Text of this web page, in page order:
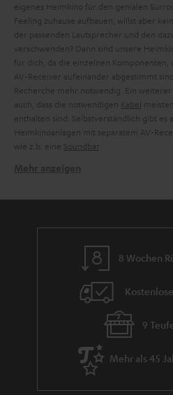
eigenes Heimkino für den genialen
Feeling zuhause aufbauen, willst aber
der passenden Lautsprecher und den
verschwenden? Dann sind unsere
für dich, da die einzelnen Komponenten,
AV-Receiver aufeinander abgestimmt
Recherche mehr notwendig. Ein
auch, dass die notwendigen
Kabel
enthalten sind. Selbstverständlich gibt es
Heimkinoanlagen mit separatem AV-
wie z.b. eine Soundbar
Soundbar oder 5.1-System: Wer spielt
Dipol-Lautsprecher: Effekte durch
8 Wochen
9
Mehr als 45